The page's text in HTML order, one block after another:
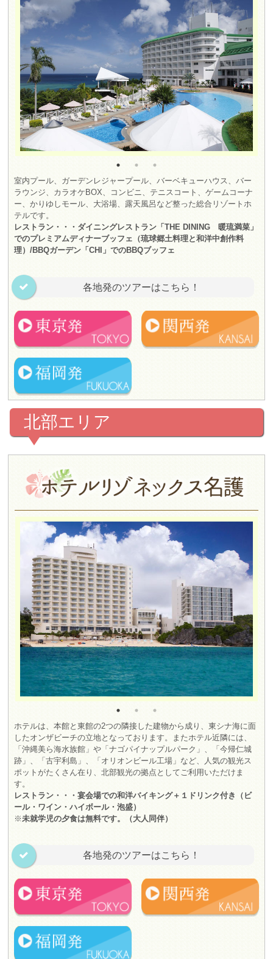
室内プール、ガーデンレジャープール、バーベキューハウス、バー
ラウンジ、カラオケBOX、コンビニ、テニスコート、ゲームコーナ
ー、かりゆしモール、大浴場、露天風呂など整った総合リゾートホ
テルです。
レストラン・・・ダイニングレストラン「THE DINING 暖琉満菜」
でのプレミアムディナーブッフェ（琉球郷土料理と和洋中創作料
理）/BBQガーデン「CHI」でのBBQブッフェ
各地発のツアーはこちら！
北部エリア
ホテルは、本館と東館の2つの隣接した建物から成り、東シナ海に面
したオンザビーチの立地となっております。またホテル近隣には、
「沖縄美ら海水族館」や「ナゴパイナップルパーク」、「今帰仁城
跡」、「古宇利島」、「オリオンビール工場」など、人気の観光ス
ポットがたくさん在り、北部観光の拠点としてご利用いただけま
す。
レストラン・・・宴会場での和洋バイキング＋１ドリンク付き（ビ
ール・ワイン・ハイボール・泡盛）
※未就学児の夕食は無料です。（大人同伴）
各地発のツアーはこちら！